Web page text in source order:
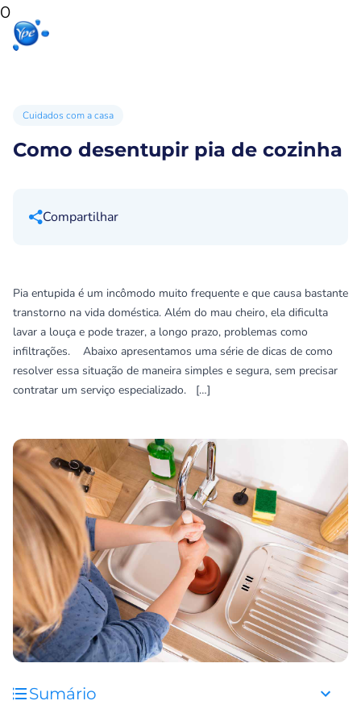
0
Cuidados com a casa
Como desentupir pia de cozinha
Compartilhar
Pia entupida é um incômodo muito frequente e que causa bastante
transtorno na vida doméstica. Além do mau cheiro, ela dificulta
lavar a louça e pode trazer, a longo prazo, problemas como
infiltrações. Abaixo apresentamos uma série de dicas de como
resolver essa situação de maneira simples e segura, sem precisar
contratar um serviço especializado. […]
Sumário